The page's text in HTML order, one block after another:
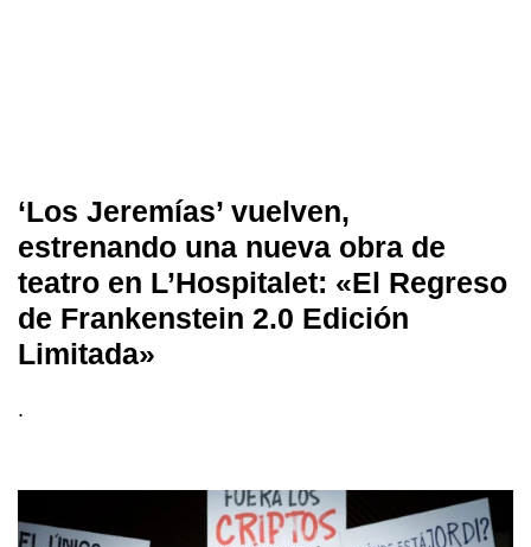
‘Los Jeremías’ vuelven,
estrenando una nueva obra de
teatro en L’Hospitalet: «El Regreso
de Frankenstein 2.0 Edición
Limitada»
.